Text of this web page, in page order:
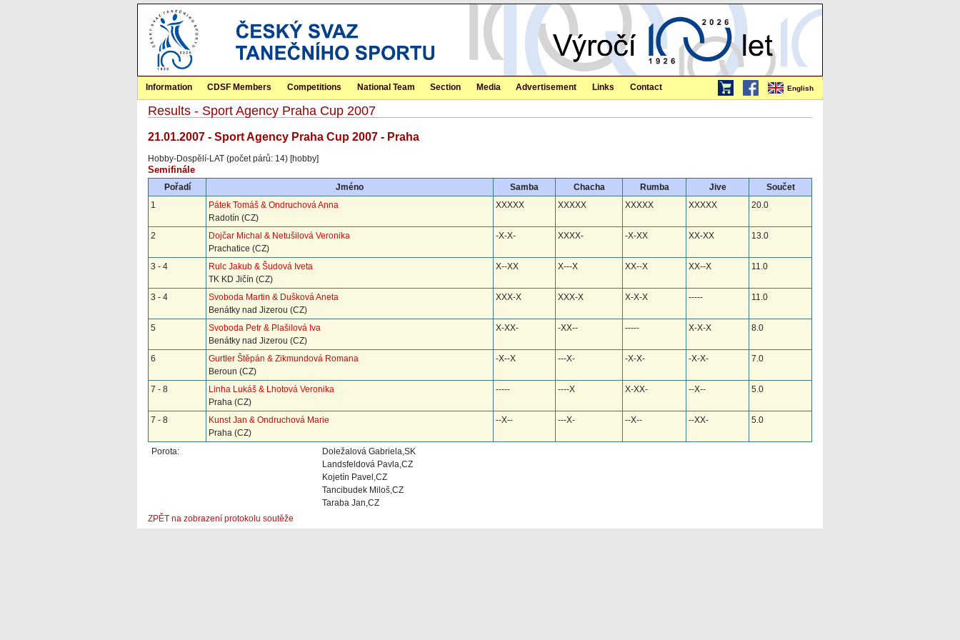
English
Information CDSF Members Competitions National Team Section Media Advertisement Links Contact
Results - Sport Agency Praha Cup 2007
21.01.2007 - Sport Agency Praha Cup 2007 - Praha
Hobby-Dospělí-LAT (počet párů: 14) [hobby]
Semifinále
Pořadí Jméno Samba Chacha Rumba Jive
Součet
1
Pátek Tomáš & Ondruchová Anna
Radotín (CZ)
XXXXX XXXXX XXXXX XXXXX 20.0
2
Dojčar Michal & Netušilová Veronika
Prachatice (CZ)
-X-X- XXXX- -X-XX XX-XX 13.0
3 - 4
Rulc Jakub & Šudová Iveta
TK KD Jičín (CZ)
X--XX X---X XX--X XX--X 11.0
3 - 4
Svoboda Martin & Dušková Aneta
Benátky nad Jizerou (CZ)
XXX-X XXX-X X-X-X ----- 11.0
5
Svoboda Petr & Plašilová Iva
Benátky nad Jizerou (CZ)
X-XX- -XX-- ----- X-X-X 8.0
6
Gurtler Štěpán & Zikmundová Romana
Beroun (CZ)
-X--X ---X- -X-X- -X-X- 7.0
7 - 8
Linha Lukáš & Lhotová Veronika
Praha (CZ)
----- ----X X-XX- --X-- 5.0
7 - 8
Kunst Jan & Ondruchová Marie
Praha (CZ)
--X-- ---X- --X-- --XX- 5.0
Porota:
Doležalová Gabriela,SK
Landsfeldová Pavla,CZ
Kojetín Pavel,CZ
Tancibudek Miloš,CZ
Taraba Jan,CZ
ZPĚT na zobrazení protokolu soutěže